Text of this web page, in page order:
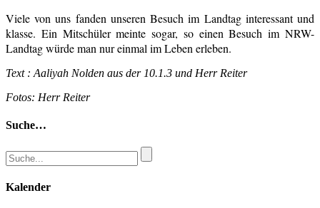
Viele von uns fanden unseren Besuch im Landtag interessant und
klasse. Ein Mitschüler meinte sogar, so einen Besuch im NRW-
Landtag würde man nur einmal im Leben erleben.
Text : Aaliyah Nolden aus der 10.1.3 und Herr Reiter
Fotos: Herr Reiter
Suche…
Kalender